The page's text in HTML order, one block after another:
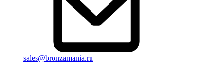
sales@bronzamania.ru